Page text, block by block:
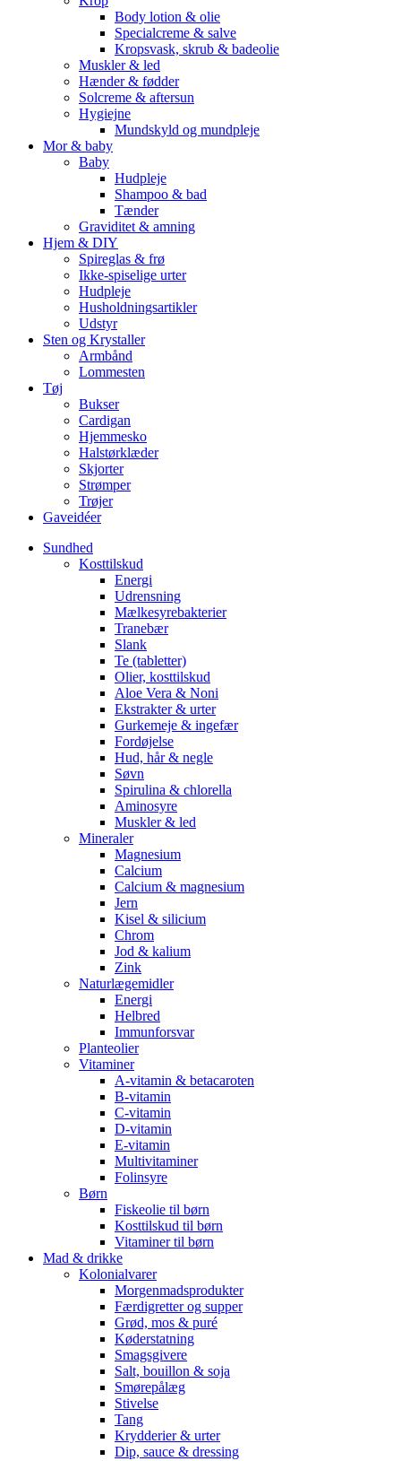
Body lotion & olie
Specialcreme & salve
Kropsvask, skrub & badeolie
Muskler & led
Hænder & fødder
Solcreme & aftersun
Hygiejne
Mundskyld og mundpleje
Mor & baby
Baby
Hudpleje
Shampoo & bad
Tænder
Graviditet & amning
Hjem & DIY
Spireglas & frø
Ikke-spiselige urter
Hudpleje
Husholdningsartikler
Udstyr
Sten og Krystaller
Armbånd
Lommesten
Tøj
Bukser
Cardigan
Hjemmesko
Halstørklæder
Skjorter
Strømper
Trøjer
Gaveidéer
Sundhed
Kosttilskud
Energi
Udrensning
Mælkesyrebakterier
Tranebær
Slank
Te (tabletter)
Olier, kosttilskud
Aloe Vera & Noni
Ekstrakter & urter
Gurkemeje & ingefær
Fordøjelse
Hud, hår & negle
Søvn
Spirulina & chlorella
Aminosyre
Muskler & led
Mineraler
Magnesium
Calcium
Calcium & magnesium
Jern
Kisel & silicium
Chrom
Jod & kalium
Zink
Naturlægemidler
Energi
Helbred
Immunforsvar
Planteolier
Vitaminer
A-vitamin & betacaroten
B-vitamin
C-vitamin
D-vitamin
E-vitamin
Multivitaminer
Folinsyre
Børn
Fiskeolie til børn
Kosttilskud til børn
Vitaminer til børn
Mad & drikke
Kolonialvarer
Morgenmadsprodukter
Færdigretter og supper
Grød, mos & puré
Køderstatning
Smagsgivere
Salt, bouillon & soja
Smørepålæg
Stivelse
Tang
Krydderier & urter
Dip, sauce & dressing